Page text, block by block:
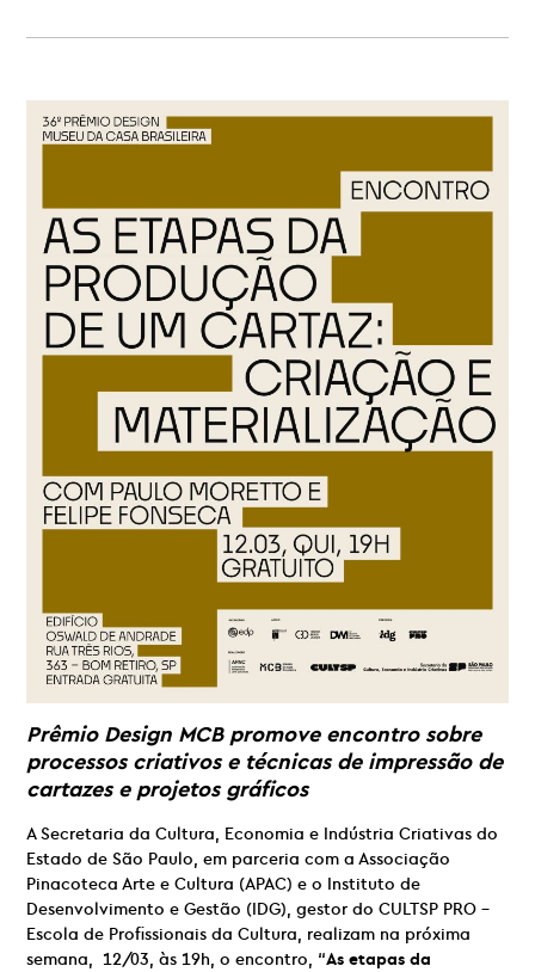
Prêmio Design MCB promove encontro sobre
processos criativos e técnicas de impressão de
cartazes e projetos gráficos
A Secretaria da Cultura, Economia e Indústria Criativas do
Estado de São Paulo, em parceria com a Associação
Pinacoteca Arte e Cultura (APAC) e o Instituto de
Desenvolvimento e Gestão (IDG), gestor do CULTSP PRO –
Escola de Profissionais da Cultura, realizam na próxima
semana, 12/03, às 19h, o encontro, “As etapas da